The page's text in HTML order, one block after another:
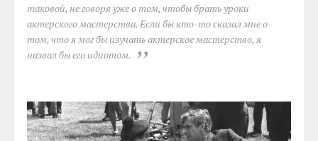
таковой, не говоря уже о том, чтобы брать уроки
актерского мастерства. Если бы кто-то сказал мне о
том, что я мог бы изучать актерское мастерство, я
назвал бы его идиотом.